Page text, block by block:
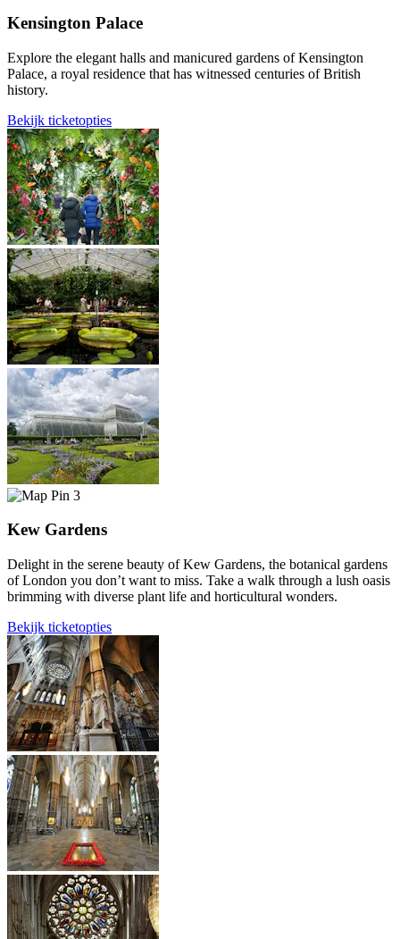
Kensington Palace
Explore the elegant halls and manicured gardens of Kensington
Palace, a royal residence that has witnessed centuries of British
history.
Bekijk ticketopties
3
Kew Gardens
Delight in the serene beauty of Kew Gardens, the botanical gardens
of London you don’t want to miss. Take a walk through a lush oasis
brimming with diverse plant life and horticultural wonders.
Bekijk ticketopties